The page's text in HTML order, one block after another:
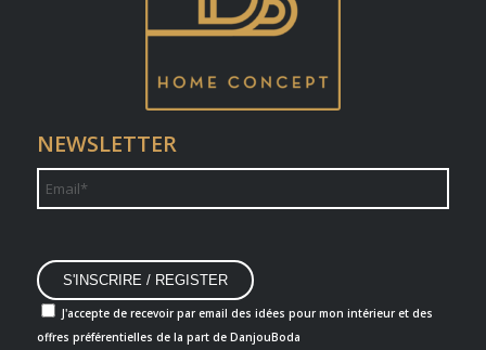
NEWSLETTER
J'accepte de recevoir par email des idées pour mon intérieur et des
offres préférentielles de la part de DanjouBoda